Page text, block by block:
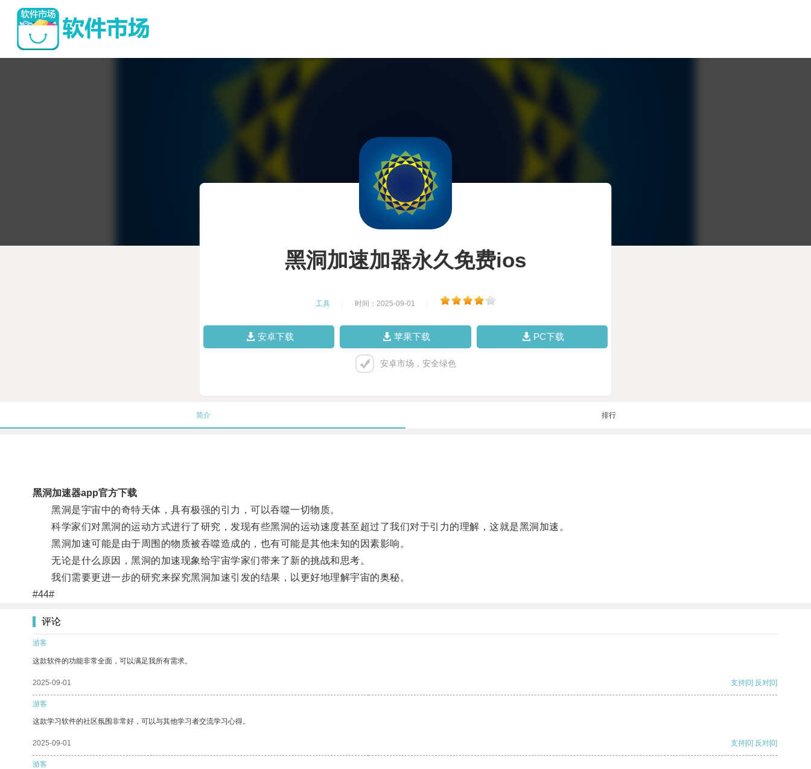
黑洞加速加器永久免费ios
工具 时间：2025-09-01
安卓下载 苹果下载 PC下载
安卓市场，安全绿色
简介 排行
黑洞加速器app官方下载
黑洞是宇宙中的奇特天体，具有极强的引力，可以吞噬一切物质。
科学家们对黑洞的运动方式进行了研究，发现有些黑洞的运动速度甚至超过了我们对于引力的理解，这就是黑洞加速。
黑洞加速可能是由于周围的物质被吞噬造成的，也有可能是其他未知的因素影响。
无论是什么原因，黑洞的加速现象给宇宙学家们带来了新的挑战和思考。
我们需要更进一步的研究来探究黑洞加速引发的结果，以更好地理解宇宙的奥秘。
#44#
评论
游客
这款软件的功能非常全面，可以满足我所有需求。
2025-09-01 支持[0] 反对[0]
游客
这款学习软件的社区氛围非常好，可以与其他学习者交流学习心得。
2025-09-01 支持[0] 反对[0]
游客